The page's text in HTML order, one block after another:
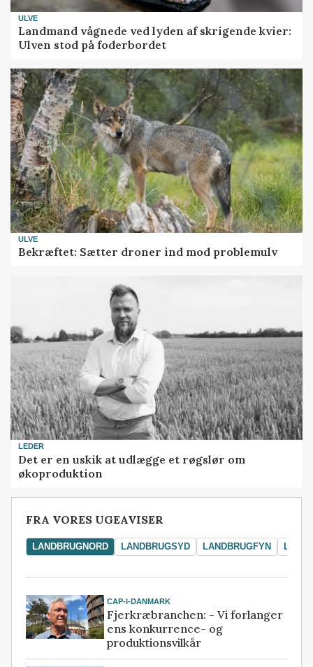
ULVE
Landmand vågnede ved lyden af skrigende kvier:
Ulven stod på foderbordet
ULVE
Bekræftet: Sætter droner ind mod problemulv
LEDER
Det er en uskik at udlægge et røgslør om
økoproduktion
FRA VORES UGEAVISER
LANDBRUGNORD LANDBRUGSYD LANDBRUGFYN
CAP-I-DANMARK
Fjerkræbranchen: - Vi forlanger
ens konkurrence- og
produktionsvilkår